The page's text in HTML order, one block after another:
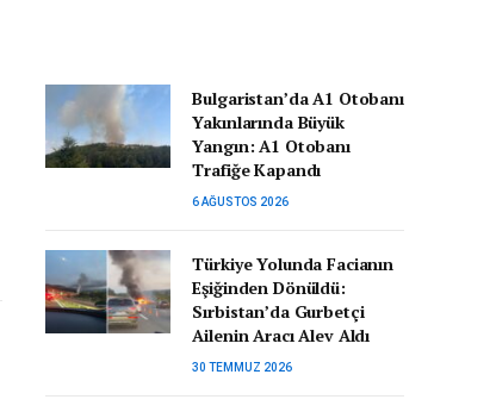
Bulgaristan’da A1 Otobanı
Yakınlarında Büyük
Yangın: A1 Otobanı
Trafiğe Kapandı
6 AĞUSTOS 2026
Türkiye Yolunda Facianın
Eşiğinden Dönüldü:
Sırbistan’da Gurbetçi
Ailenin Aracı Alev Aldı
30 TEMMUZ 2026